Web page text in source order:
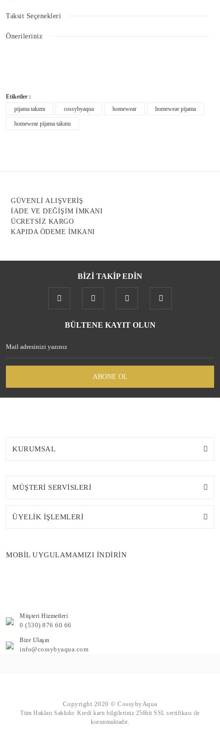
Taksit Seçenekleri
Önerileriniz
Ürün resmi kalitesiz, bozuk veya görüntülenemiyor.
Ürün açıklamasında eksik bilgiler bulunuyor.
Etiketler :
pijama takımı
cossybyaqua homewear homewear pijama
homewear pijama takımı
GÜVENLİ ALIŞVERİŞ
İADE VE DEĞİŞİM İMKANI
ÜCRETSİZ KARGO
KAPIDA ÖDEME İMKANI
BİZİ TAKİP EDİN
BÜLTENE KAYIT OLUN
ABONE OL
KURUMSAL
MÜŞTERİ SERVİSLERİ
ÜYELİK İŞLEMLERİ
MOBİL UYGULAMAMIZI İNDİRİN
Müşteri Hizmetleri
0 (530) 876 60 66
Bize Ulaşın
info@cossybyaqua.com
Copyright 2020 © CossybyAqua
Tüm Hakları Saklıdır. Kredi kartı bilgileriniz 256bit SSL sertifikası ile
korunmaktadır.